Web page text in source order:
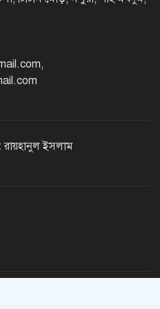
ইউ-টার্ন কঙ্গনা রনৌতের
মুক্তির উপায়
,
রায়হানুল ইসলাম
. All rights reserved.